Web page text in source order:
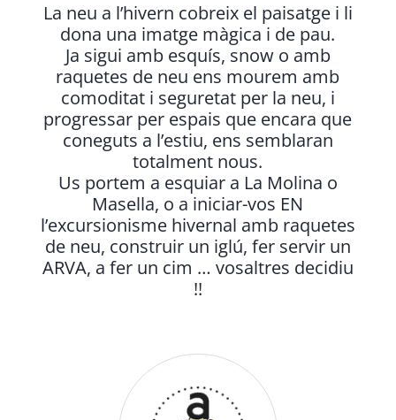
La neu a l’hivern cobreix el paisatge i li
dona una imatge màgica i de pau.
Ja sigui amb esquís, snow o amb
raquetes de neu ens mourem amb
comoditat i seguretat per la neu, i
progressar per espais que encara que
coneguts a l’estiu, ens semblaran
totalment nous.
Us portem a esquiar a La Molina o
Masella, o a iniciar-vos EN
l’excursionisme hivernal amb raquetes
de neu, construir un iglú, fer servir un
ARVA, a fer un cim … vosaltres decidiu
!!